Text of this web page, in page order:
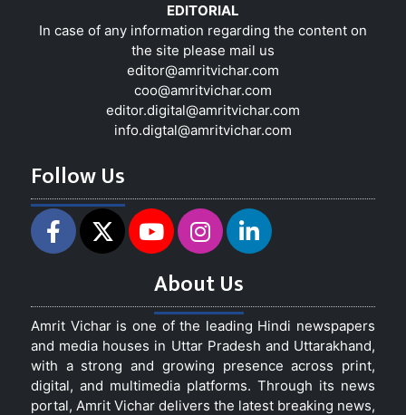
EDITORIAL
In case of any information regarding the content on
the site please mail us
editor@amritvichar.com
coo@amritvichar.com
editor.digital@amritvichar.com
info.digtal@amritvichar.com
Follow Us
About Us
Amrit Vichar is one of the leading Hindi newspapers
and media houses in Uttar Pradesh and Uttarakhand,
with a strong and growing presence across print,
digital, and multimedia platforms. Through its news
portal, Amrit Vichar delivers the latest breaking news,